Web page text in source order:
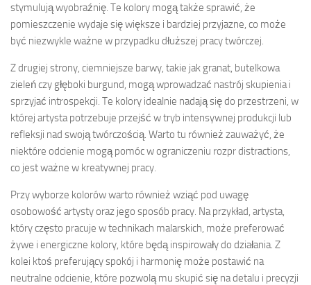
stymulują wyobraźnię. Te kolory mogą także sprawić, że
pomieszczenie wydaje się większe i bardziej przyjazne, co może
być niezwykle ważne w przypadku dłuższej pracy twórczej.
Z drugiej strony, ciemniejsze barwy, takie jak granat, butelkowa
zieleń czy głęboki burgund, mogą wprowadzać nastrój skupienia i
sprzyjać introspekcji. Te kolory idealnie nadają się do przestrzeni, w
której artysta potrzebuje przejść w tryb intensywnej produkcji lub
refleksji nad swoją twórczością. Warto tu również zauważyć, że
niektóre odcienie mogą pomóc w ograniczeniu rozpr distractions,
co jest ważne w kreatywnej pracy.
Przy wyborze kolorów warto również wziąć pod uwagę
osobowość artysty oraz jego sposób pracy. Na przykład, artysta,
który często pracuje w technikach malarskich, może preferować
żywe i energiczne kolory, które będą inspirowały do działania. Z
kolei ktoś preferujący spokój i harmonię może postawić na
neutralne odcienie, które pozwolą mu skupić się na detalu i precyzji